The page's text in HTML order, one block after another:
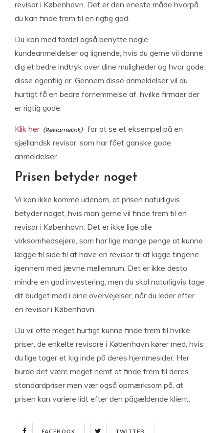
revisor i København. Det er den eneste måde hvorpå
du kan finde frem til en rigtig god.
Du kan med fordel også benytte nogle
kundeanmeldelser og lignende, hvis du gerne vil danne
dig et bedre indtryk over dine muligheder og hvor gode
disse egentlig er. Gennem disse anmeldelser vil du
hurtigt få en bedre fornemmelse af, hvilke firmaer der
er rigtig gode.
Klik her
for at se et eksempel på en
sjællandsk revisor, som har fået ganske gode
anmeldelser.
Prisen betyder noget
Vi kan ikke komme udenom, at prisen naturligvis
betyder noget, hvis man gerne vil finde frem til en
revisor i København. Det er ikke lige alle
virksomhedsejere, som har lige mange penge at kunne
lægge til side til at have en revisor til at kigge tingene
igennem med jævne mellemrum. Det er ikke desto
mindre en god investering, men du skal naturligvis tage
dit budget med i dine overvejelser, når du leder efter
en revisor i København.
Du vil ofte meget hurtigt kunne finde frem til hvilke
priser, de enkelte revisore i København kører med, hvis
du lige tager et kig inde på deres hjemmesider. Her
burde det være meget nemt at finde frem til deres
standardpriser men vær også opmærksom på, at
prisen kan variere lidt efter den pågældende klient.
FACEBOOK TWITTER